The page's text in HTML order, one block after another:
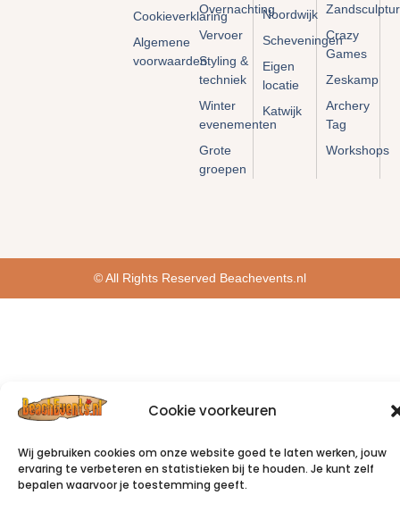
Cookie voorkeuren
Wij gebruiken cookies om onze website goed te laten werken, jouw
ervaring te verbeteren en statistieken bij te houden. Je kunt zelf
bepalen waarvoor je toestemming geeft.
Crazy
Games
Zeskamp
Archery
Tag
Workshops
Noordwijk
Scheveningen
Eigen
locatie
Katwijk
Overnachting
Vervoer
Styling &
techniek
Winter
evenementen
Grote
groepen
Cookieverklaring
Algemene
voorwaarden
© All Rights Reserved Beachevents.nl